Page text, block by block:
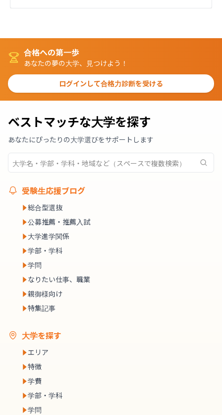
合格への第一歩
あなたの夢の大学、見つけよう！
ログインして合格力診断を受ける
ベストマッチな大学を探す
あなたにぴったりの大学選びをサポートします
受験生応援ブログ
総合型選抜
公募推薦・推薦入試
大学進学関係
学部・学科
学問
なりたい仕事、職業
親御様向け
特集記事
大学を探す
エリア
特徴
学費
学部・学科
学問